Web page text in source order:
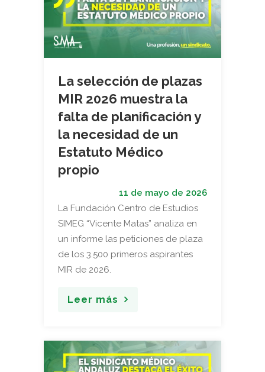
La selección de plazas
MIR 2026 muestra la
falta de planificación y
la necesidad de un
Estatuto Médico
propio
11 de mayo de 2026
La Fundación Centro de Estudios
SIMEG “Vicente Matas” analiza en
un informe las peticiones de plaza
de los 3.500 primeros aspirantes
MIR de 2026.
Leer más